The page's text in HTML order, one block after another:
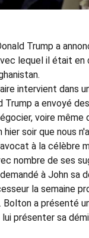
Trump a
lequel il était
intervient dans
Trump a envoyé
voire même
soir que nous
à la célèbre
nombre de ses
à John sa
la semaine
a présenté
présenter sa